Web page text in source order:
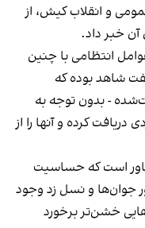
و انقلاب کیش، از
آن خبر داد.
انتظامی با چنین
شاهد بوده که
- بدون توجه به
کرده و آنها را از
است که حساسیت
جوان‌ها و نسل زد وجود
خشن‌تر برخورد